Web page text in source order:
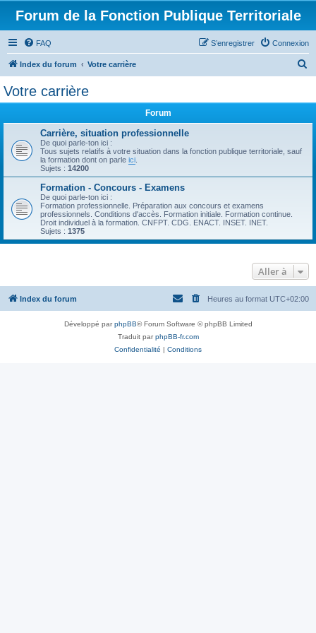
Forum de la Fonction Publique Territoriale
FAQ Connexion
S’enregistrer
Index du forum Votre carrière
Votre carrière
Forum
Carrière, situation professionnelle
De quoi parle-ton ici :
Tous sujets relatifs à votre situation dans la fonction publique territoriale, sauf
la formation dont on parle ici
Sujets : 14200
Formation - Concours - Examens
De quoi parle-ton ici :
Formation professionnelle. Préparation aux concours et examens
professionnels. Conditions d'accès. Formation initiale. Formation continue.
Droit individuel à la formation. CNFPT. CDG. ENACT. INSET. INET.
Sujets : 1375
Aller à
Index du forum Heures au format UTC+02:00
Développé parphpBB® Forum Software © phpBB Limited
Traduit parphpBB-fr.com
Confidentialité | Conditions